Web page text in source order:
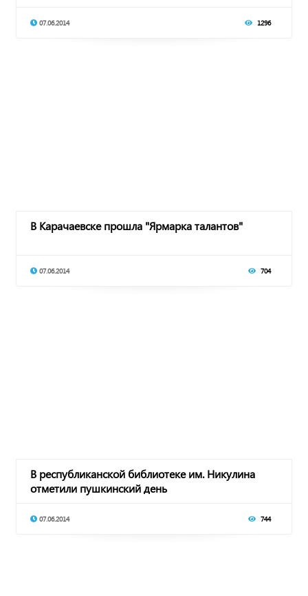
07.06.2014 1296
В Карачаевске прошла "Ярмарка талантов"
07.06.2014 704
В республиканской библиотеке им. Никулина
отметили пушкинский день
07.06.2014 744